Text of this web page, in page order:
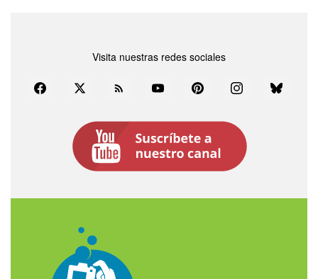
Visita nuestras redes sociales
FacebookTwitter Rss YouTubePinterestInstagramBluesky